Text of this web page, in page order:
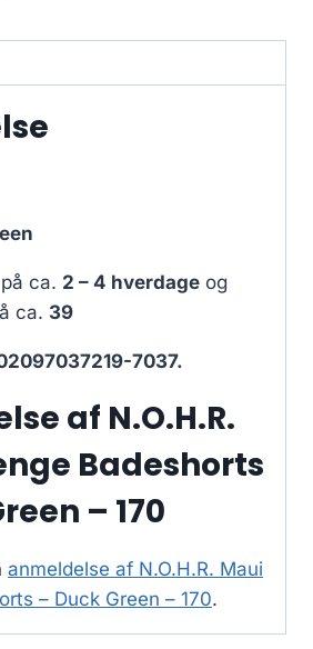
ca. 2 – 4 hverdage og
ca. 39
7037.
af N.O.H.R.
Badeshorts
– 170
anmeldelse af N.O.H.R. Maui
– Duck Green – 170.